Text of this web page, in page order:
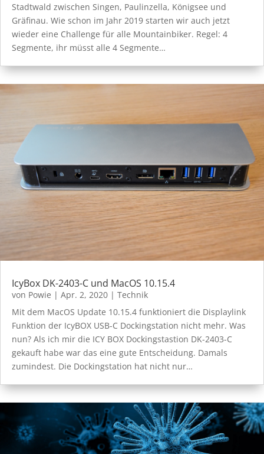
Stadtwald zwischen Singen, Paulinzella, Königsee und
Gräfinau. Wie schon im Jahr 2019 starten wir auch jetzt
wieder eine Challenge für alle Mountainbiker. Regel: 4
Segmente, ihr müsst alle 4 Segmente…
IcyBox DK-2403-C und MacOS 10.15.4
von Powie | Apr. 2, 2020 | Technik
Mit dem MacOS Update 10.15.4 funktioniert die Displaylink
Funktion der IcyBOX USB-C Dockingstation nicht mehr. Was
nun? Als ich mir die ICY BOX Dockingstastion DK-2403-C
gekauft habe war das eine gute Entscheidung. Damals
zumindest. Die Dockingstation hat nicht nur…